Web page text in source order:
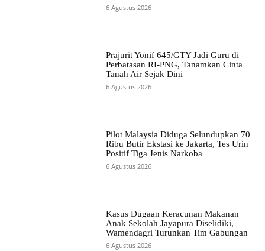
6 Agustus 2026
Prajurit Yonif 645/GTY Jadi Guru di
Perbatasan RI-PNG, Tanamkan Cinta
Tanah Air Sejak Dini
6 Agustus 2026
Pilot Malaysia Diduga Selundupkan 70
Ribu Butir Ekstasi ke Jakarta, Tes Urin
Positif Tiga Jenis Narkoba
6 Agustus 2026
Kasus Dugaan Keracunan Makanan
Anak Sekolah Jayapura Diselidiki,
Wamendagri Turunkan Tim Gabungan
6 Agustus 2026